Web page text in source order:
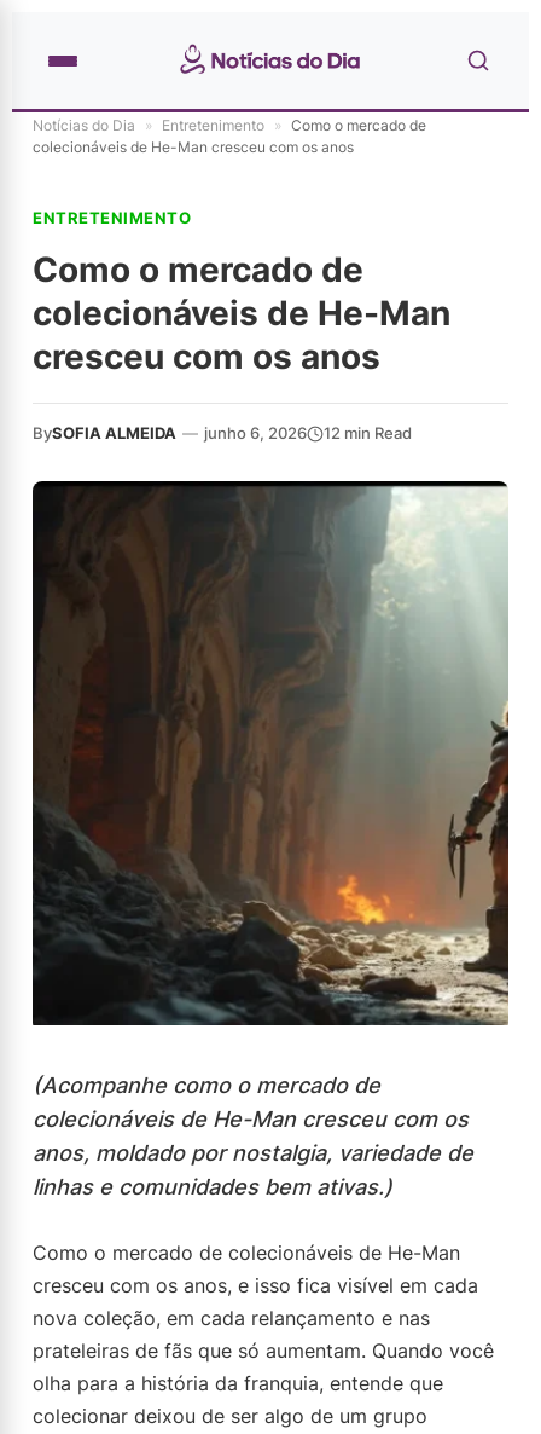
Notícias do Dia » Entretenimento » Como o mercado de
colecionáveis de He-Man cresceu com os anos
ENTRETENIMENTO
Como o mercado de
colecionáveis de He-Man
cresceu com os anos
BySOFIA ALMEIDA — junho 6, 2026 12 min Read
(Acompanhe como o mercado de
colecionáveis de He-Man cresceu com os
anos, moldado por nostalgia, variedade de
linhas e comunidades bem ativas.)
Como o mercado de colecionáveis de He-Man
cresceu com os anos, e isso fica visível em cada
nova coleção, em cada relançamento e nas
prateleiras de fãs que só aumentam. Quando você
olha para a história da franquia, entende que
colecionar deixou de ser algo de um grupo